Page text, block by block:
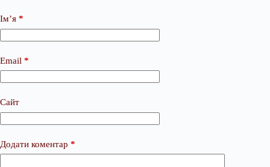
Ім’я *
Email *
Сайт
Додати коментар *